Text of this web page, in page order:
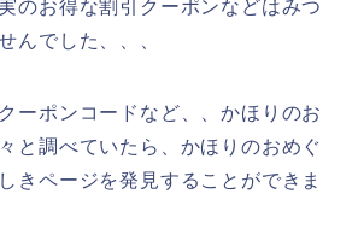
のお得な割引クーポンなどはみつ
んでした、、、
ーポンコードなど、、かほりのお
と調べていたら、かほりのおめぐ
きページを発見することができま